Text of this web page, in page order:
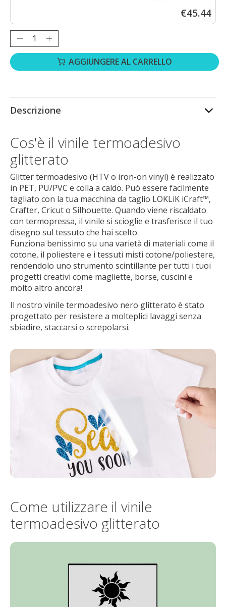
€45.44
Quantità:
AGGIUNGERE AL CARRELLO
Descrizione
Cos'è il vinile termoadesivo
glitterato
Glitter termoadesivo (HTV o iron-on vinyl) è realizzato
in PET, PU/PVC e colla a caldo. Può essere facilmente
tagliato con la tua macchina da taglio LOKLiK iCraft™,
Crafter, Cricut o Silhouette. Quando viene riscaldato
con termopressa, il vinile si scioglie e trasferisce il tuo
disegno sul tessuto che hai scelto.
Funziona benissimo su una varietà di materiali come il
cotone, il poliestere e i tessuti misti cotone/poliestere,
rendendolo uno strumento scintillante per tutti i tuoi
progetti creativi come magliette, borse, cuscini e
molto altro ancora!
Il nostro vinile termoadesivo nero glitterato è stato
progettato per resistere a molteplici lavaggi senza
sbiadire, staccarsi o screpolarsi.
Come utilizzare il vinile
termoadesivo glitterato